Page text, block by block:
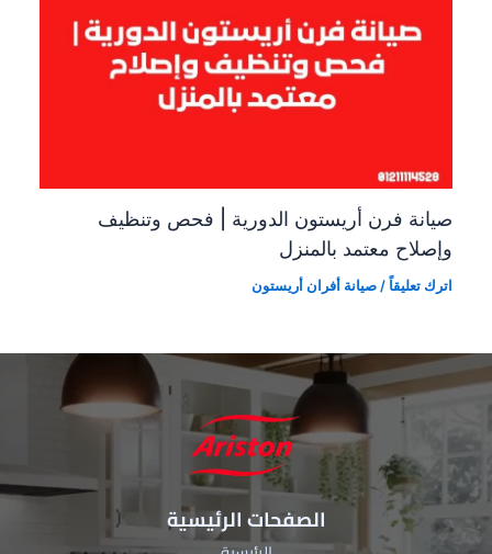
صيانة فرن أريستون الدورية | فحص وتنظيف
وإصلاح معتمد بالمنزل
اترك تعليقاً /صيانة أفران أريستون
الصفحات الرئيسية